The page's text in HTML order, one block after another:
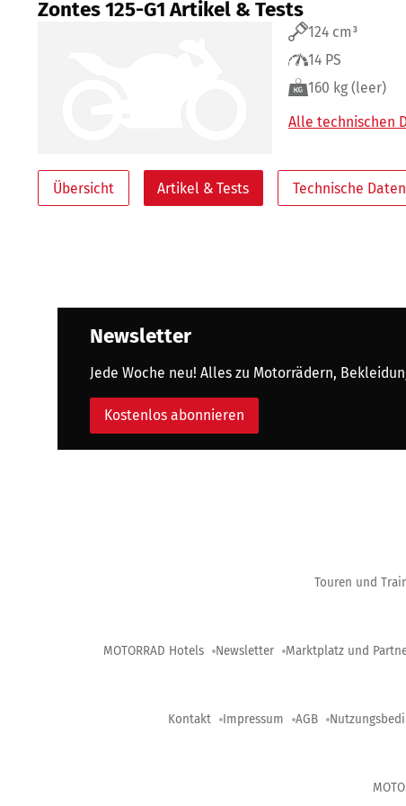
Zontes 125-G1 Artikel & Tests
124 cm³
14 PS
160 kg (leer)
Alle technischen
Übersicht Artikel & Tests Technische Daten
Newsletter
Jede Woche neu! Alles zu Motorrädern,
Kostenlos abonnieren
Touren und
MOTORRAD Hotels Newsletter Marktplatz und
Kontakt Impressum AGB